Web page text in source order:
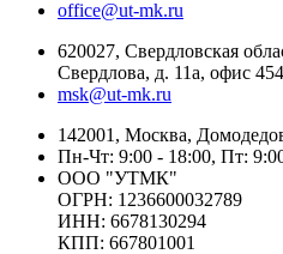
office@ut-mk.ru
620027, Свердловская
Свердлова, д. 11а, офис 454
msk@ut-mk.ru
142001, Москва,
Пн-Чт: 9:00 - 18:00, Пт:
ООО "УТМК"
ОГРН: 1236600032789
ИНН: 6678130294
КПП: 667801001